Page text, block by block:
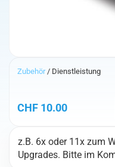
Zubehör/ Dienstleistung
CHF 10.00
z.B. 6x oder 11x zum
Upgrades. Bitte im